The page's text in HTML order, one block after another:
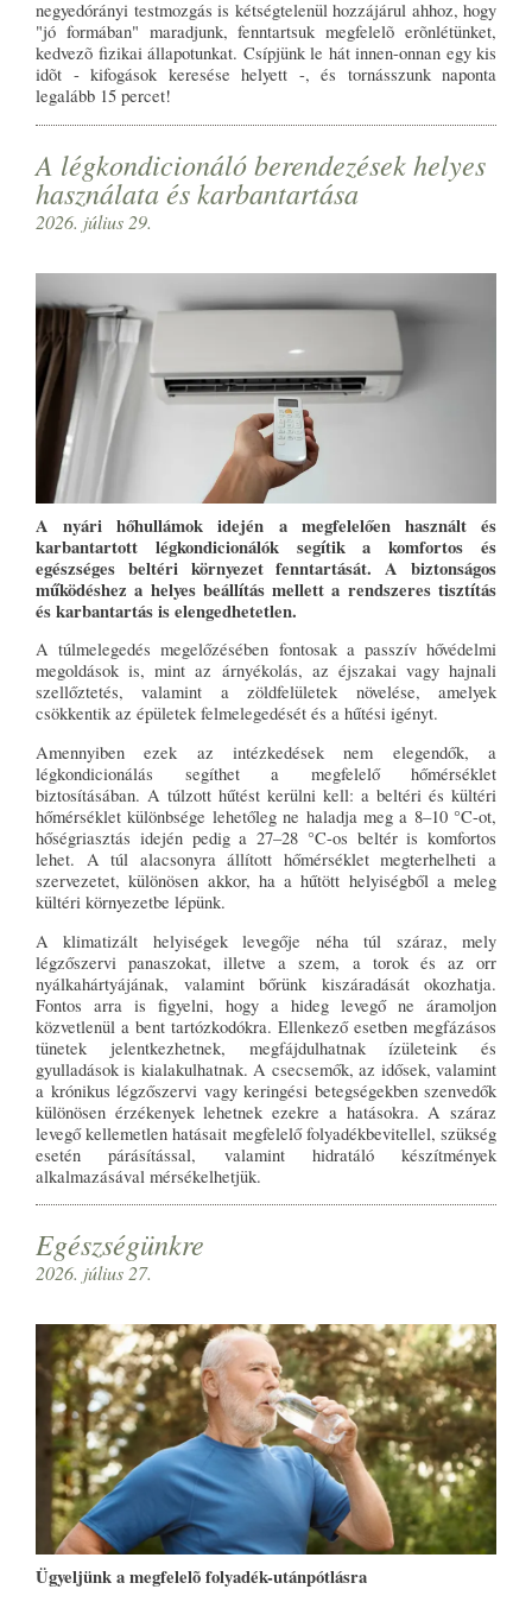
negyedórányi testmozgás is kétségtelenül hozzájárul ahhoz, hogy
"jó formában" maradjunk, fenntartsuk megfelelõ erõnlétünket,
kedvezõ fizikai állapotunkat. Csípjünk le hát innen-onnan egy kis
idõt - kifogások keresése helyett -, és tornásszunk naponta
legalább 15 percet!
A légkondicionáló berendezések helyes
használata és karbantartása
2026. július 29.
A nyári hőhullámok idején a megfelelően használt és
karbantartott légkondicionálók segítik a komfortos és
egészséges beltéri környezet fenntartását. A biztonságos
működéshez a helyes beállítás mellett a rendszeres tisztítás
és karbantartás is elengedhetetlen.
A túlmelegedés megelőzésében fontosak a passzív hővédelmi
megoldások is, mint az árnyékolás, az éjszakai vagy hajnali
szellőztetés, valamint a zöldfelületek növelése, amelyek
csökkentik az épületek felmelegedését és a hűtési igényt.
Amennyiben ezek az intézkedések nem elegendők, a
légkondicionálás segíthet a megfelelő hőmérséklet
biztosításában. A túlzott hűtést kerülni kell: a beltéri és kültéri
hőmérséklet különbsége lehetőleg ne haladja meg a 8–10 °C-ot,
hőségriasztás idején pedig a 27–28 °C-os beltér is komfortos
lehet. A túl alacsonyra állított hőmérséklet megterhelheti a
szervezetet, különösen akkor, ha a hűtött helyiségből a meleg
kültéri környezetbe lépünk.
A klimatizált helyiségek levegője néha túl száraz, mely
légzőszervi panaszokat, illetve a szem, a torok és az orr
nyálkahártyájának, valamint bőrünk kiszáradását okozhatja.
Fontos arra is figyelni, hogy a hideg levegő ne áramoljon
közvetlenül a bent tartózkodókra. Ellenkező esetben megfázásos
tünetek jelentkezhetnek, megfájdulhatnak ízületeink és
gyulladások is kialakulhatnak. A csecsemők, az idősek, valamint
a krónikus légzőszervi vagy keringési betegségekben szenvedők
különösen érzékenyek lehetnek ezekre a hatásokra. A száraz
levegő kellemetlen hatásait megfelelő folyadékbevitellel, szükség
esetén párásítással, valamint hidratáló készítmények
alkalmazásával mérsékelhetjük.
Egészségünkre
2026. július 27.
Ügyeljünk a megfelelõ folyadék-utánpótlásra